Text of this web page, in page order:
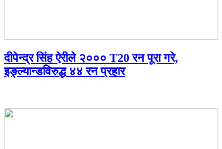
दीपेन्द्र सिंह ऐरीले २००० T20 रन पूरा गरे,
इङ्ल्यान्डविरुद्ध ४४ रन प्रहार